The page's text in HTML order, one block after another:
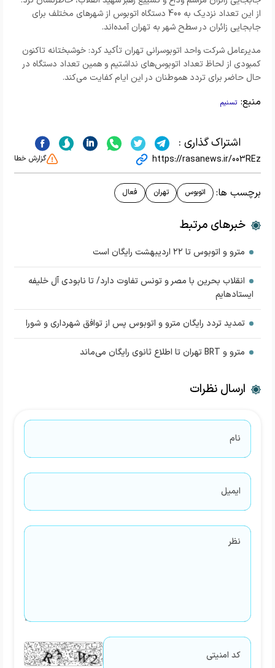
از این تعداد نزدیک به 400 دستگاه اتوبوس از شهرهای مختلف برای
جابجایی زائران در سطح شهر به تهران آمده‌اند.
مدیرعامل شرکت واحد اتوبوسرانی تهران تأکید کرد: خوشبختانه تاکنون
کمبودی از لحاظ تعداد اتوبوس‌های نداشتیم و همین تعداد دستگاه در
حال حاضر برای تردد هموطنان در این ایام کفایت می‌کند.
منبع: تسنیم
اشتراک گذاری :
https://rasanews.ir/003REz گزارش خطا
برچسب ها: اتوبوس تهران فعال
خبرهای مرتبط
‌مترو و اتوبوس تا ۲۲ اردیبهشت رایگان است
انقلاب بحرین با مصر و تونس تفاوت دارد/ تا نابودی آل خلیفه
ایستاده‎ایم
تمدید تردد رایگان مترو و اتوبوس پس از توافق شهرداری و شورا
مترو و BRT تهران تا اطلاع ثانوی رایگان می‌ماند
ارسال نظرات